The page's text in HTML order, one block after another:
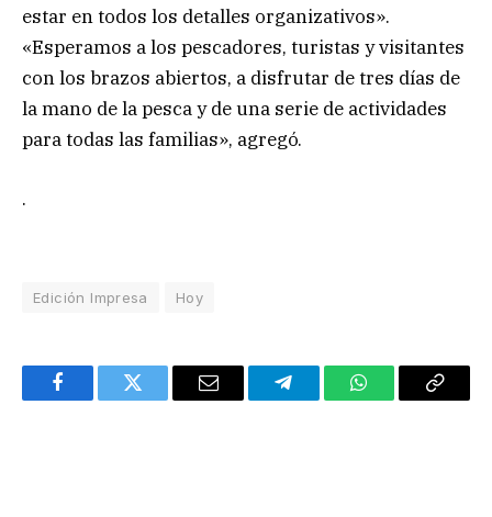
estar en todos los detalles organizativos».
«Esperamos a los pescadores, turistas y visitantes
con los brazos abiertos, a disfrutar de tres días de
la mano de la pesca y de una serie de actividades
para todas las familias», agregó.
.
Edición Impresa Hoy
FacebookTwitter Email TelegramWhatsAppCopy